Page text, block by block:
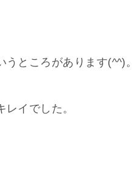
ところがあります(^^)。
イでした。